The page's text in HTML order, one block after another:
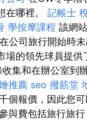
在哪裡。 記帳士
學按摩課程 該網
司旅行開始時未
場的領先球員提
收集和在辦公室到
推薦 seo 撥筋堂
個報價，因此您
與費包括旅行旅